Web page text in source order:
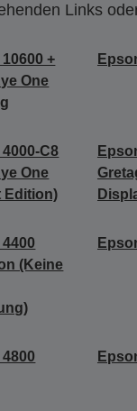
Links
+
One
C8
One
Edition)
(Keine